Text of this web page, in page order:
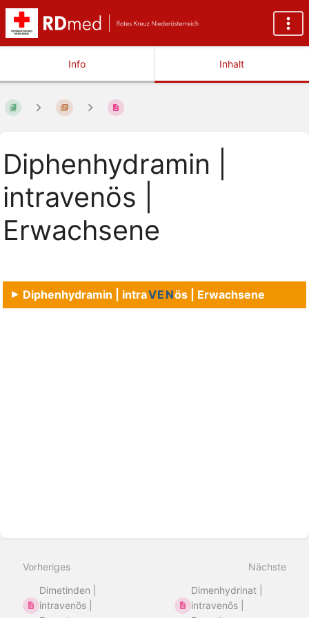
Info Inhalt
Diphenhydramin |
intravenös |
Erwachsene
Diphenhydramin | intraVENös | Erwachsene
Vorheriges
Dimetinden |
intravenös |
Nächste
Dimenhydrinat |
intravenös |